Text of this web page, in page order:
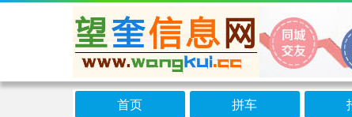
首页 拼车